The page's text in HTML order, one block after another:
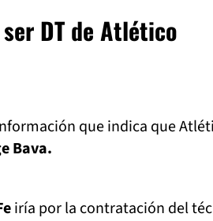
DT de Atlético
que indica que
Bava.
iría por la contratación del